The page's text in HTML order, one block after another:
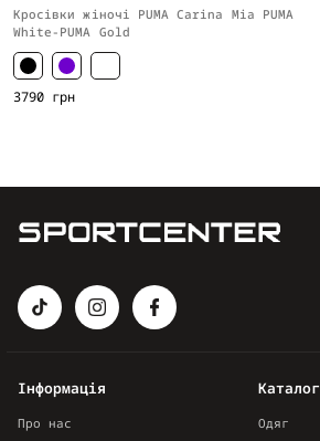
Кросівки жіночі PUMA Carina Mia PUMA
White-PUMA Gold
3790 грн
Каталог
Одяг
Інформація
Про нас